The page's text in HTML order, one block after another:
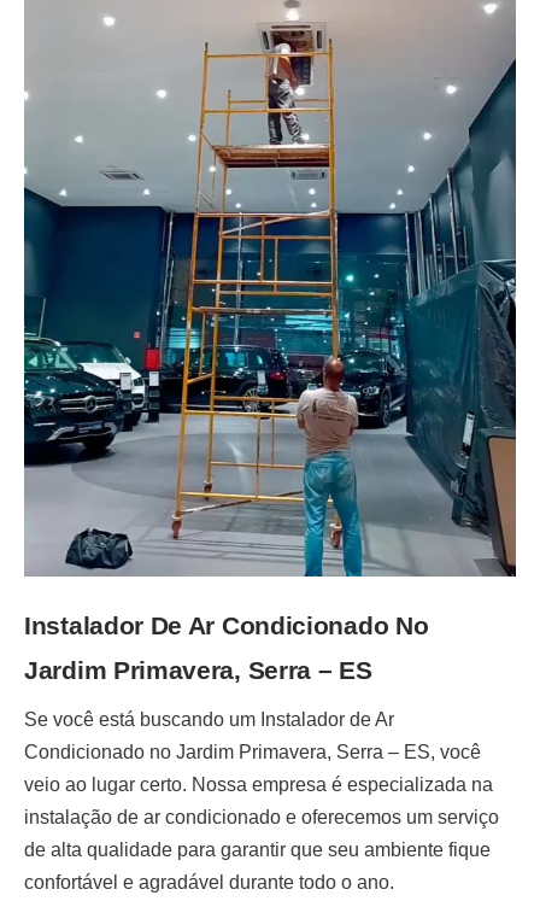
Instalador De Ar Condicionado No
Jardim Primavera, Serra – ES
Se você está buscando um Instalador de Ar
Condicionado no Jardim Primavera, Serra – ES, você
veio ao lugar certo. Nossa empresa é especializada na
instalação de ar condicionado e oferecemos um serviço
de alta qualidade para garantir que seu ambiente fique
confortável e agradável durante todo o ano.